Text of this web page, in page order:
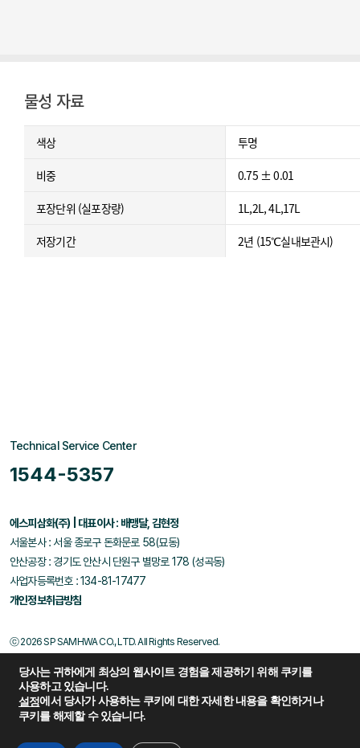
물성 자료
색상 투명
비중 0.75 ± 0.01
포장단위 (실포장량) 1L,2L, 4L,17L
저장기간 2년 (15℃실내보관시)
Technical Service Center
1544-5357
에스피삼화(주) | 대표이사 : 배맹달, 김현정
서울본사 : 서울 종로구 돈화문로 58(묘동)
안산공장 : 경기도 안산시 단원구 별망로 178 (성곡동)
사업자등록번호 : 134-81-17477
개인정보취급방침
ⓒ 2026 SP SAMHWA CO., LTD. All Rights Reserved.
Family Site
당사는 귀하에게 최상의 웹사이트 경험을 제공하기 위해 쿠키를
사용하고 있습니다.
설정에서 당사가 사용하는 쿠키에 대한 자세한 내용을 확인하거나
쿠키를 해제할 수 있습니다.